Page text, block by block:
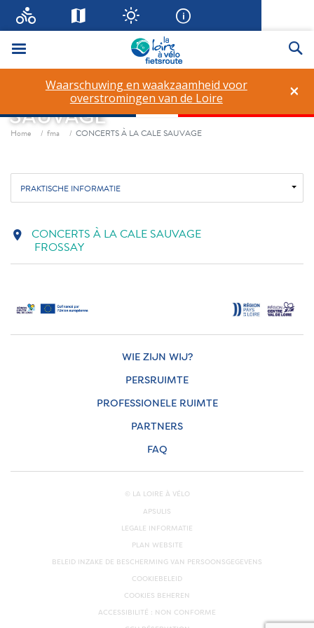
Menu
×
Waarschuwing en waakzaamheid voor
overstromingen van de Loire
CONCERTS À LA CALE
SAUVAGE
Fil d'ariane
Home fma CONCERTS À LA CALE SAUVAGE
PRAKTISCHE INFORMATIE
location_on CONCERTS À LA CALE SAUVAGE
FROSSAY
WIE ZIJN WIJ?
PERSRUIMTE
PROFESSIONELE RUIMTE
PARTNERS
FAQ
© LA LOIRE À VÉLO
APSULIS
LEGALE INFORMATIE
PLAN WEBSITE
BELEID INZAKE DE BESCHERMING VAN PERSOONSGEGEVENS
COOKIEBELEID
COOKIES BEHEREN
ACCESSIBILITÉ : NON CONFORME